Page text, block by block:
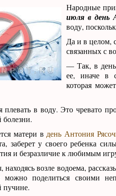
Народные
июля в день
воду,
Да и в целом,
связанных с
— Так, в день
ее, иначе в
которая
в воду. Это чревато
болезни.
матери в день Антония
заберет у своего ребенка
и безразличие к любимым
возле водоема,
можно поделиться своими
пучине.